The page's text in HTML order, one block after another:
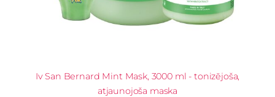
Iv San Bernard Mint Mask, 3000 ml - tonizējoša,
atjaunojoša maska